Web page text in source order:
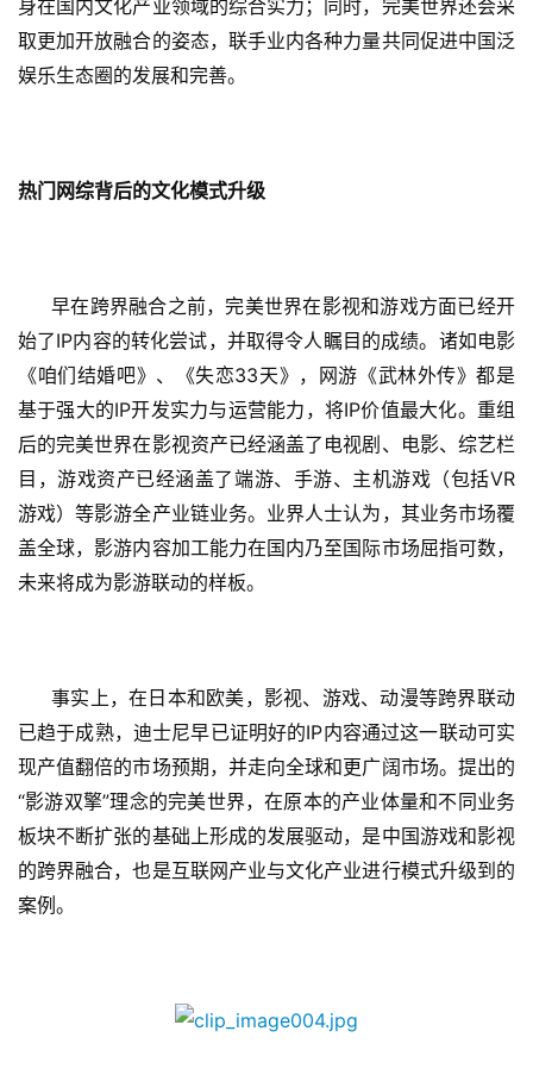
单
游
休
2
0
2
5
第
十
三
届
金
茶
7
月
3
0
日
身在国内文化产业领域的综合实力；同时，完美世界还会采
取更加开放融合的姿态，联手业内各种力量共同促进中国泛
娱乐生态圈的发展和完善。
热门网综背后的文化模式升级
早在跨界融合之前，完美世界在影视和游戏方面已经开
始了IP内容的转化尝试，并取得令人瞩目的成绩。诸如电影
《咱们结婚吧》、《失恋33天》，网游《武林外传》都是
基于强大的IP开发实力与运营能力，将IP价值最大化。重组
后的完美世界在影视资产已经涵盖了电视剧、电影、综艺栏
目，游戏资产已经涵盖了端游、手游、主机游戏（包括VR
游戏）等影游全产业链业务。业界人士认为，其业务市场覆
盖全球，影游内容加工能力在国内乃至国际市场屈指可数，
未来将成为影游联动的样板。
事实上，在日本和欧美，影视、游戏、动漫等跨界联动
已趋于成熟，迪士尼早已证明好的IP内容通过这一联动可实
现产值翻倍的市场预期，并走向全球和更广阔市场。提出的
“影游双擎”理念的完美世界，在原本的产业体量和不同业务
板块不断扩张的基础上形成的发展驱动，是中国游戏和影视
的跨界融合，也是互联网产业与文化产业进行模式升级到的
案例。